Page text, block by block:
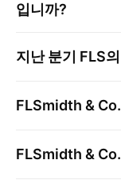
입니까?
지난 분기 FLS
FLSmidth &
FLSmidth &